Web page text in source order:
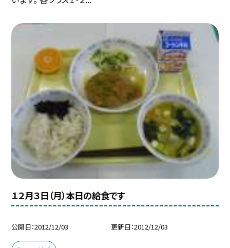
１２月３日（月）本日の給食です
公開日 2012/12/03 更新日 2012/12/03